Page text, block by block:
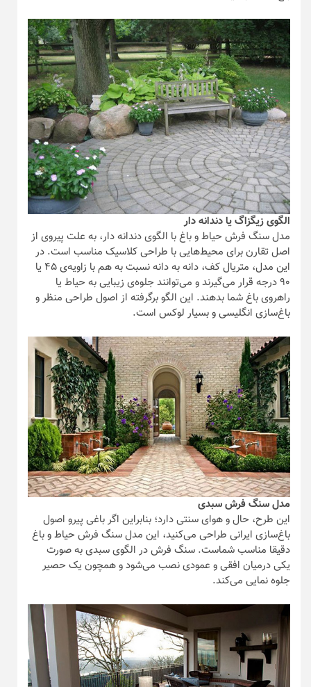
الگوی زیگزاگ یا دندانه دار
مدل سنگ فرش حیاط و باغ با الگوی دندانه دار، به علت پیروی از
اصل تقارن برای محیط‌هایی با طراحی کلاسیک مناسب است. در
این مدل، متریال کف، دانه به دانه نسبت به هم با زاویه‌ی ۴۵ یا
۹۰ درجه قرار می‌گیرند و می‌توانند جلوه‌ی زیبایی به حیاط یا
راهروی باغ شما بدهند. این الگو برگرفته از اصول طراحی منظر و
باغ‌سازی انگلیسی و بسیار لوکس است.
مدل سنگ فرش سبدی
این طرح، حال و هوای سنتی دارد؛ بنابراین اگر باغی پیرو اصول
باغ‌سازی ایرانی طراحی می‌کنید، این مدل سنگ فرش حیاط و باغ
دقیقا مناسب شماست. سنگ فرش در الگوی سبدی به صورت
یکی درمیان افقی و عمودی نصب می‌شود و همچون یک حصیر
جلوه نمایی می‌کند.